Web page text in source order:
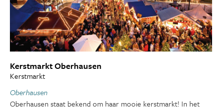
Kerstmarkt Oberhausen
Kerstmarkt
Oberhausen
Oberhausen staat bekend om haar mooie kerstmarkt! In het